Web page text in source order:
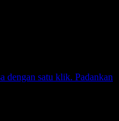
dengan satu klik. Padankan